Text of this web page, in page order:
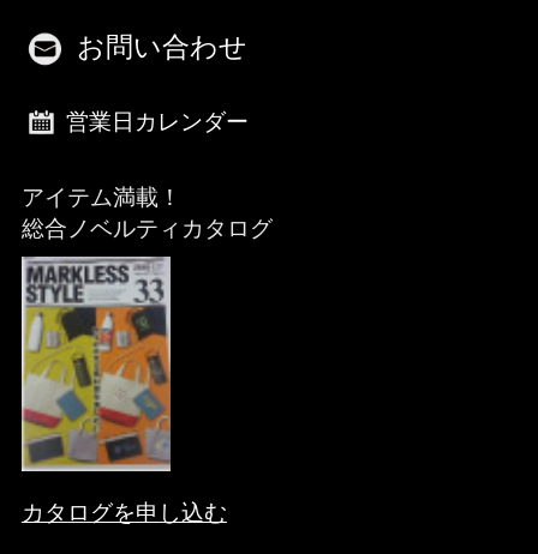
お問い合わせ
営業日カレンダー
アイテム満載！
総合ノベルティカタログ
カタログを申し込む